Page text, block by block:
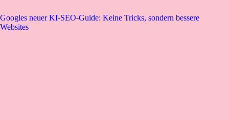
Googles neuer KI-SEO-Guide: Keine Tricks, sondern bessere
Websites